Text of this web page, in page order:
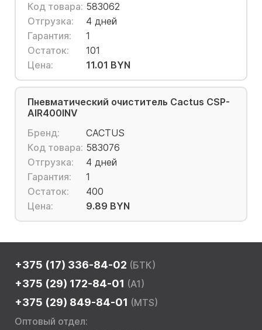
Код товара: 583062
Отгрузка:
4 дней
Гарантия:
1
Остаток:
101
Цена:
11.01 BYN
Пневматический очиститель Cactus CSP-
AIR400INV
Бренд:
CACTUS
Код товара: 583076
Отгрузка:
4 дней
Гарантия:
1
Остаток:
400
Цена:
9.89 BYN
+375 (17) 336-84-02 (БТК)
+375 (29) 172-84-01 (A1)
+375 (29) 849-84-01 (MTS)
Оптовый отдел: